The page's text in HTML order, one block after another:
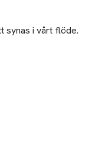
synas i vårt flöde.